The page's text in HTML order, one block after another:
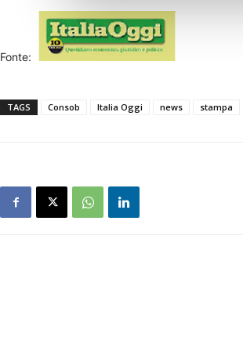
Fonte:
TAGS Consob Italia Oggi news stampa